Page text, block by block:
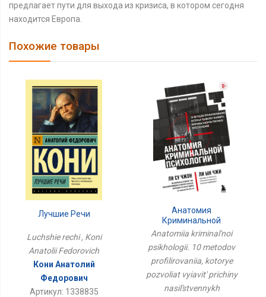
предлагает пути для выхода из кризиса, в котором сегодня
находится Европа.
Похожие товары
Лучшие Речи
Luchshie rechi , Koni
Anatolii Fedorovich
Кони Анатолий
Федорович
Артикул: 1338835
Анатомия
Криминальной
Психологии. 10 Методов
Которые Позволят
Выявить Причины
Насильственных
Преступлений
Anatomiia kriminal'noi
psikhologii. 10 metodov
profilirovaniia, kotorye
pozvoliat vyiavit' prichiny
nasil'stvennykh